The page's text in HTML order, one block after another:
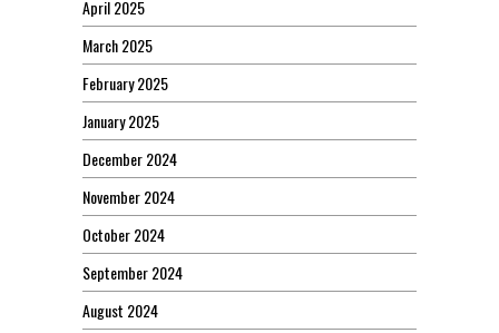
April 2025
March 2025
February 2025
January 2025
December 2024
November 2024
October 2024
September 2024
August 2024